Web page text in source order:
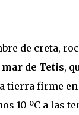
de creta,
mar de Tetis,
tierra firme en
10 ºC a las